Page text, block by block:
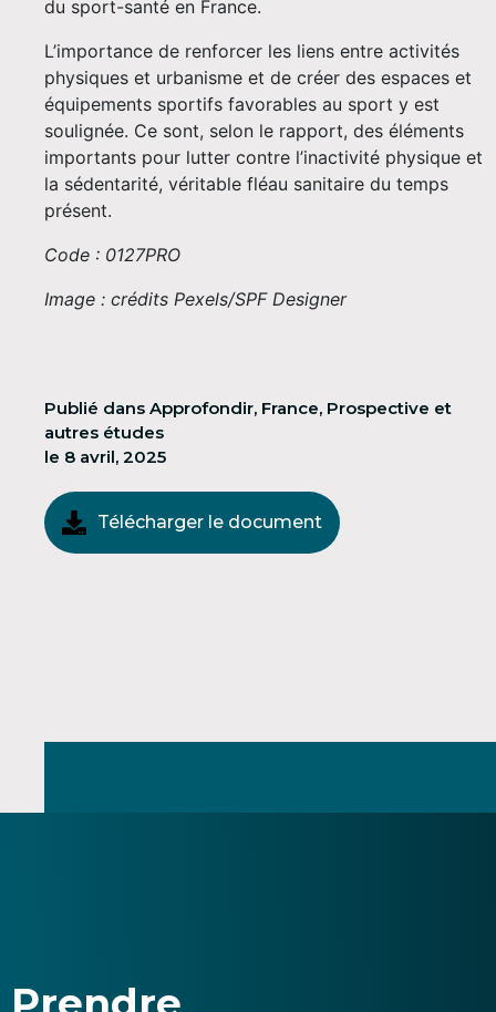
du sport-santé en France.
L’importance de renforcer les liens entre activités
physiques et urbanisme et de créer des espaces et
équipements sportifs favorables au sport y est
soulignée. Ce sont, selon le rapport, des éléments
importants pour lutter contre l’inactivité physique et
la sédentarité, véritable fléau sanitaire du temps
présent.
Code : 0127PRO
Image : crédits Pexels/SPF Designer
Publié dans Approfondir, France, Prospective et
autres études
le 8 avril, 2025
Télécharger le document